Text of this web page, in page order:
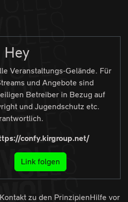
Hey
Veranstaltungs-Gelände. Für
und Angebote sind
Betreiber in Bezug auf
und Jugendschutz etc.
confy.kirgroup.net/
Link folgen
Kontakt zu den PrinzipienHilfe vor